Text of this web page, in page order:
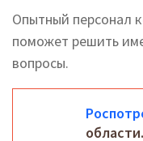
Опытный персонал
поможет решить
вопросы.
области.